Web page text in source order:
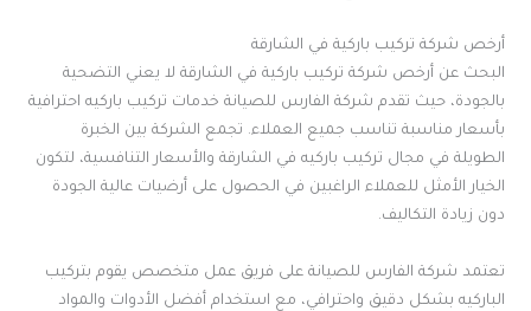
أرخص شركة تركيب باركية في الشارقة
البحث عن أرخص شركة تركيب باركية في الشارقة لا يعني التضحية
بالجودة، حيث تقدم شركة الفارس للصيانة خدمات تركيب باركيه احترافية
بأسعار مناسبة تناسب جميع العملاء. تجمع الشركة بين الخبرة
الطويلة في مجال تركيب باركيه في الشارقة والأسعار التنافسية، لتكون
الخيار الأمثل للعملاء الراغبين في الحصول على أرضيات عالية الجودة
دون زيادة التكاليف.
تعتمد شركة الفارس للصيانة على فريق عمل متخصص يقوم بتركيب
الباركيه بشكل دقيق واحترافي، مع استخدام أفضل الأدوات والمواد